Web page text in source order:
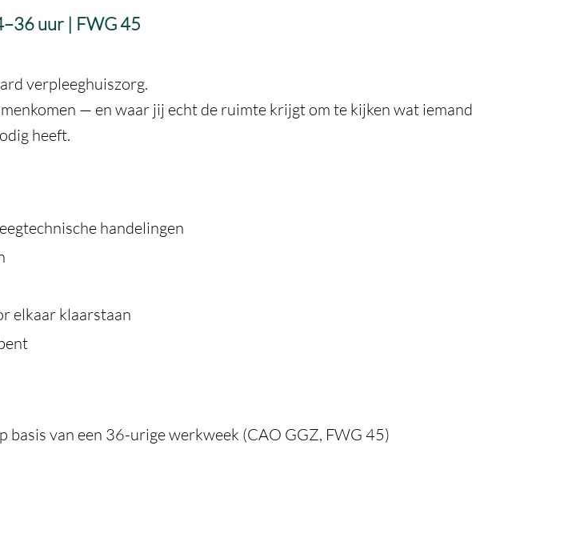
uur | FWG 45
verpleeghuiszorg.
— en waar jij echt de ruimte krijgt om te kijken wat iemand
heeft.
handelingen
elkaar klaarstaan
van een 36-urige werkweek (CAO GGZ, FWG 45)